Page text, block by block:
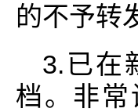
的不予转
3.已在
档。非